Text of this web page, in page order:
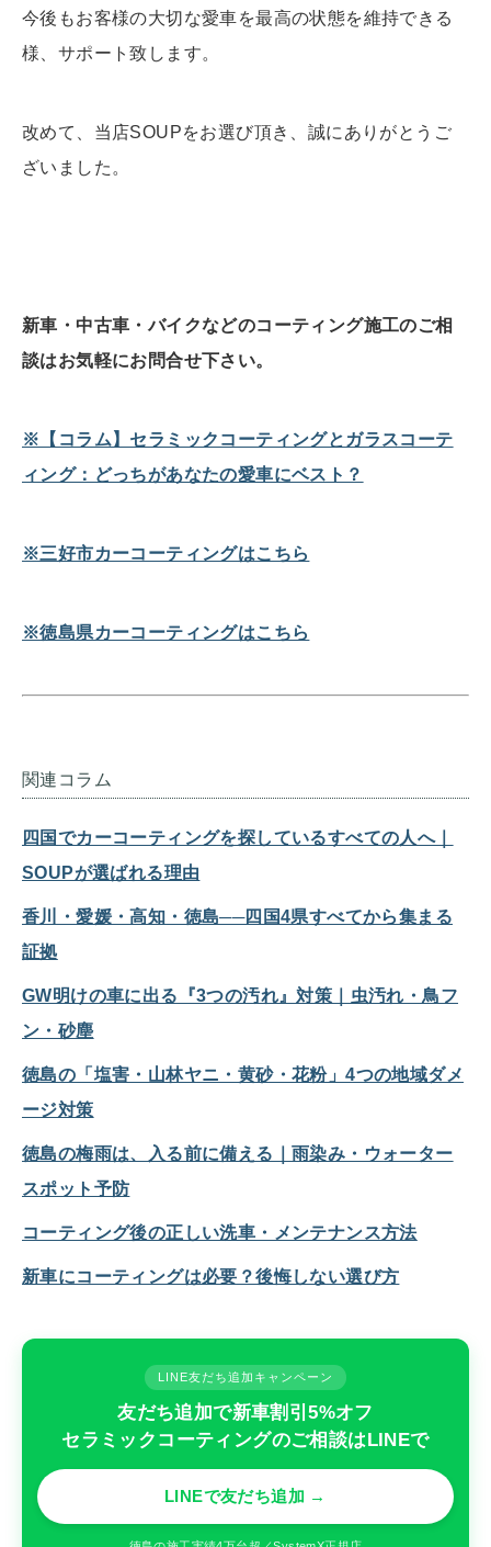
今後もお客様の大切な愛車を最高の状態を維持できる
様、サポート致します。
改めて、当店SOUPをお選び頂き、誠にありがとうご
ざいました。
新車・中古車・バイクなどのコーティング施工のご相
談はお気軽にお問合せ下さい。
※【コラム】セラミックコーティングとガラスコーテ
ィング：どっちがあなたの愛車にベスト？
※三好市カーコーティングはこちら
※徳島県カーコーティングはこちら
関連コラム
四国でカーコーティングを探しているすべての人へ｜
SOUPが選ばれる理由
香川・愛媛・高知・徳島──四国4県すべてから集まる
証拠
GW明けの車に出る『3つの汚れ』対策｜虫汚れ・鳥フ
ン・砂塵
徳島の「塩害・山林ヤニ・黄砂・花粉」4つの地域ダメ
ージ対策
徳島の梅雨は、入る前に備える｜雨染み・ウォーター
スポット予防
コーティング後の正しい洗車・メンテナンス方法
新車にコーティングは必要？後悔しない選び方
LINE友だち追加キャンペーン
友だち追加で新車割引5%オフ
セラミックコーティングのご相談はLINEで
LINEで友だち追加 →